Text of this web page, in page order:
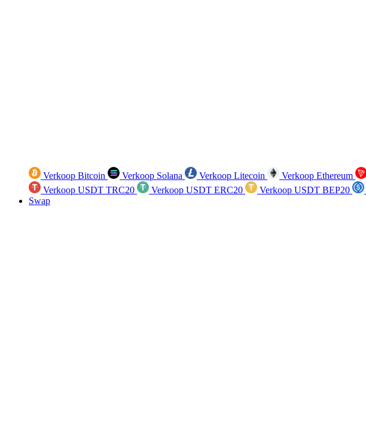
Verkoop Bitcoin Verkoop Solana Verkoop Litecoin Verkoop Ethereum
Verkoop USDT TRC20
Verkoop USDT ERC20 Verkoop USDT BEP20
Swap